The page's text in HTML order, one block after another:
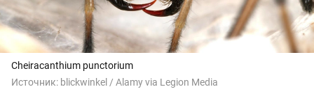
Cheiracanthium punctorium
Источник: blickwinkel / Alamy via Legion Media